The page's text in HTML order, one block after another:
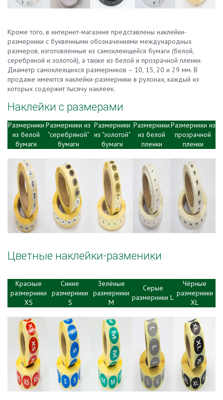
Кроме того, в интернет-магазине представлены наклейки-
размерники с буквенными обозначениями международных
размеров, изготовленные из самоклеющейся бумаги (белой,
серебряной и золотой), а также из белой и прозрачной пленки.
Диаметр самоклеящихся размерников – 10, 15, 20 и 29 мм. В
продаже имеются наклейки-размерники в рулонах, каждый из
которых содержит тысячу наклеек.
Наклейки с размерами
Размерники
из белой
бумаги
Размерники из
"серебряной"
бумаги
Размерники
из "золотой"
бумаги
Размерники
из белой
пленки
Размерники из
прозрачной
пленки
Цветные наклейки-разменики
Красные
размерники
XS
Синие
размерники
S
Зелёные
размерники
М
Серые
размерники L
Чёрные
размерники
XL